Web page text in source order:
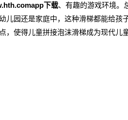
下载、有趣的游戏环境。
儿园还是家庭中，这种滑梯都能给孩
使得儿童拼接泡沫滑梯成为现代儿